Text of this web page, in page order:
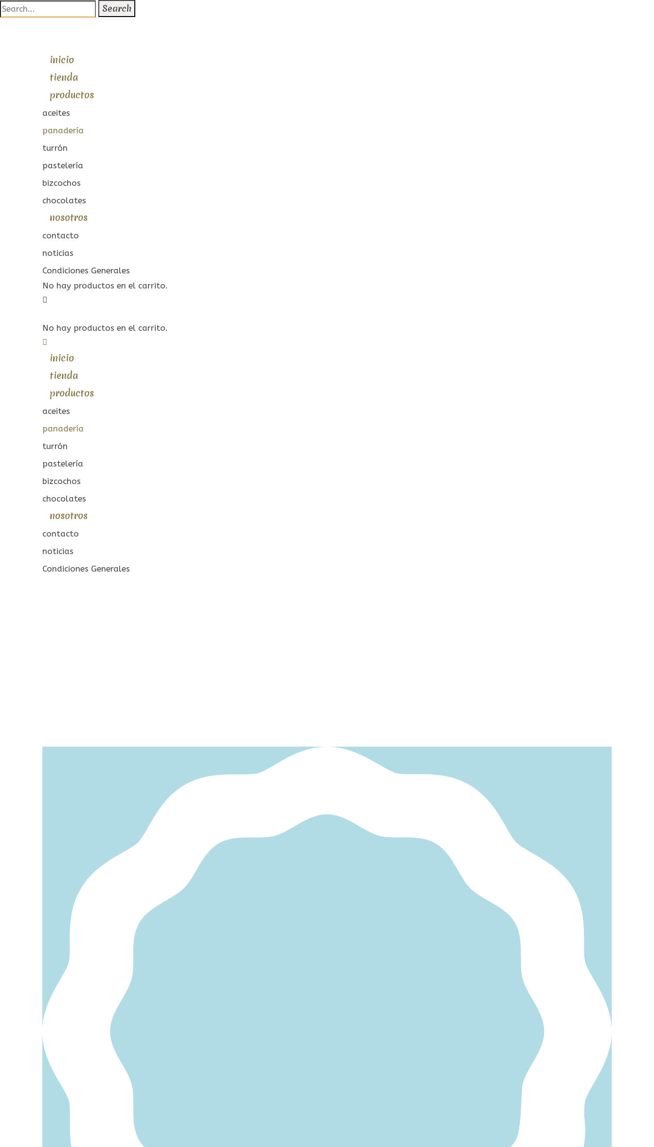
Search
for:
inicio
tienda
productos
aceites
panadería
turrón
pastelería
bizcochos
chocolates
nosotros
contacto
noticias
Condiciones Generales
No hay productos en el carrito.
No hay productos en el carrito.
inicio
tienda
productos
aceites
panadería
turrón
pastelería
bizcochos
chocolates
nosotros
contacto
noticias
Condiciones Generales